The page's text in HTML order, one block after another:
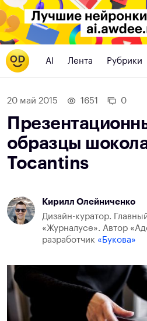
AI Лента Рубрики
20 май 2015 1651 0
образцы
Tocantins
Кирилл Олейниченко
Дизайн-куратор.
«Журналусе». Автор
разработчик «Букова»